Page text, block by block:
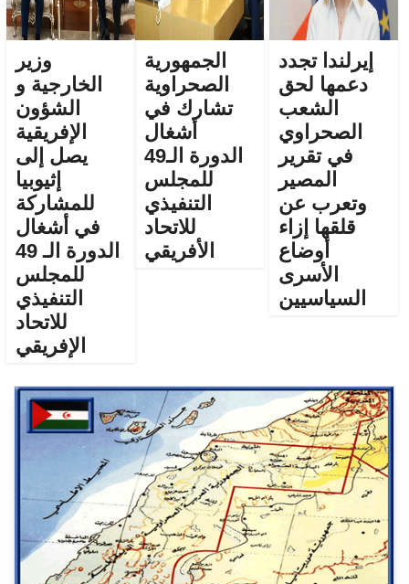
إيرلندا تجدد
دعمها لحق
الشعب
الصحراوي
في تقرير
المصير
وتعرب عن
قلقها إزاء
أوضاع
الأسرى
السياسيين
الجمهورية
الصحراوية
تشارك في
أشغال
الدورة الـ49
للمجلس
التنفيذي
للاتحاد
الأفريقي
وزير
الخارجية و
الشؤون
الإفريقية
يصل إلى
إثيوبيا
للمشاركة
في أشغال
الدورة الـ 49
للمجلس
التنفيذي
للاتحاد
الإفريقي